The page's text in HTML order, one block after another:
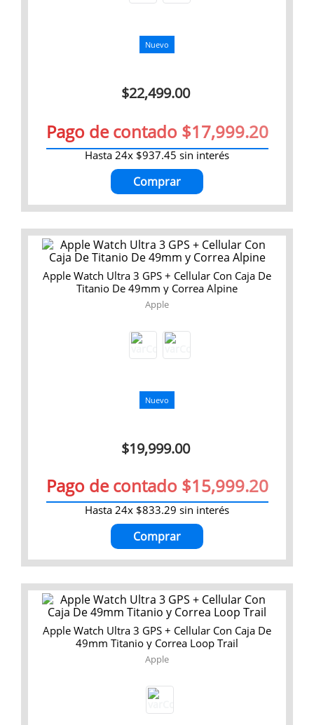
Nuevo
$22,499.00
Pago de contado $17,999.20
Hasta 24x $937.45 sin interés
Comprar
Apple Watch Ultra 3 GPS + Cellular Con Caja De
Titanio De 49mm y Correa Alpine
Apple
Nuevo
$19,999.00
Pago de contado $15,999.20
Hasta 24x $833.29 sin interés
Comprar
Apple Watch Ultra 3 GPS + Cellular Con Caja De
49mm Titanio y Correa Loop Trail
Apple